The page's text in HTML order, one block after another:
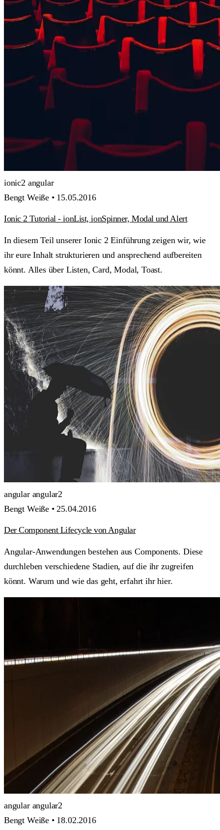
ionic2 angular
Bengt Weiße • 15.05.2016
Ionic 2 Tutorial - ionList, ionSpinner, Modal und Alert
In diesem Teil unserer Ionic 2 Einführung zeigen wir, wie
ihr eure Inhalt strukturieren und ansprechend aufbereiten
könnt. Alles über Listen, Card, Modal, Toast.
angular angular2
Bengt Weiße • 25.04.2016
Der Component Lifecycle von Angular
Angular-Anwendungen bestehen aus Components. Diese
durchleben verschiedene Stadien, auf die ihr zugreifen
könnt. Warum und wie das geht, erfahrt ihr hier.
angular angular2
Bengt Weiße • 18.02.2016